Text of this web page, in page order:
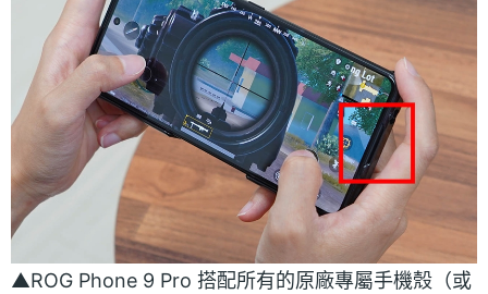
▲ROG Phone 9 Pro 搭配所有的原廠專屬手機殼（或